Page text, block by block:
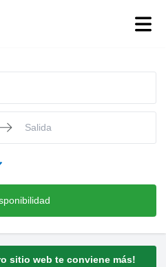
sitio web te conviene más!